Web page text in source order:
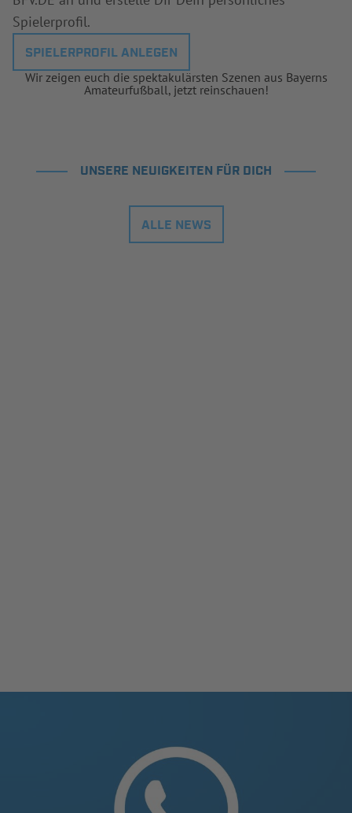
Spielerprofil.
SPIELERPROFIL ANLEGEN
Wir zeigen euch die spektakulärsten Szenen aus Bayerns
Amateurfußball, jetzt reinschauen!
UNSERE NEUIGKEITEN FÜR DICH
ALLE NEWS